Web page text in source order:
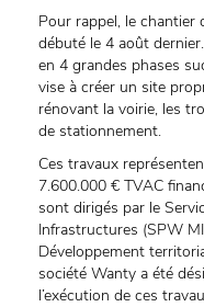
Pour rappel, le chantier
débuté le 4 août
en 4 grandes phases
vise à créer un site
rénovant la voirie, les
de stationnement.
Ces travaux
7.600.000 € TVAC
sont dirigés par le
Infrastructures (SPW
Développement
société Wanty a été
l’exécution de ces